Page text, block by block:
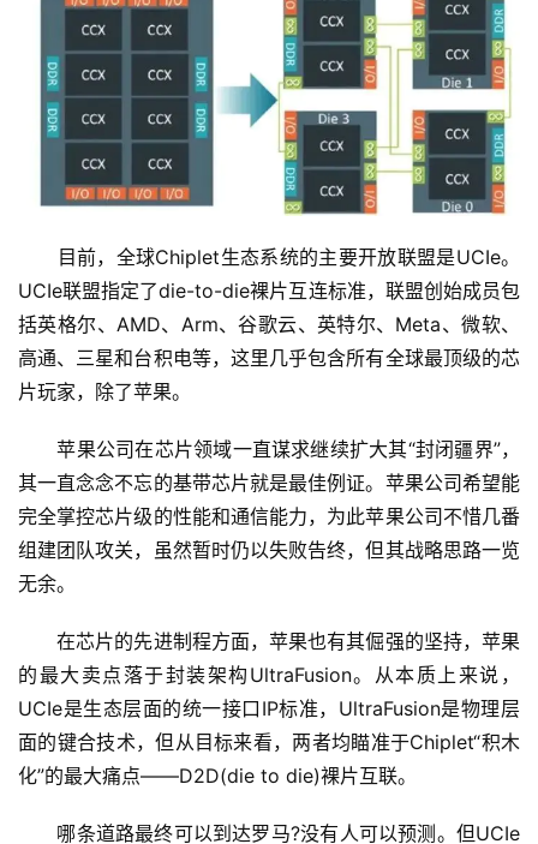
目前，全球Chiplet生态系统的主要开放联盟是UCIe。
UCIe联盟指定了die-to-die裸片互连标准，联盟创始成员包
括英格尔、AMD、Arm、谷歌云、英特尔、Meta、微软、
高通、三星和台积电等，这里几乎包含所有全球最顶级的芯
片玩家，除了苹果。
苹果公司在芯片领域一直谋求继续扩大其“封闭疆界”，
其一直念念不忘的基带芯片就是最佳例证。苹果公司希望能
完全掌控芯片级的性能和通信能力，为此苹果公司不惜几番
组建团队攻关，虽然暂时仍以失败告终，但其战略思路一览
无余。
在芯片的先进制程方面，苹果也有其倔强的坚持，苹果
的最大卖点落于封装架构UltraFusion。从本质上来说，
UCIe是生态层面的统一接口IP标准，UltraFusion是物理层
面的键合技术，但从目标来看，两者均瞄准于Chiplet“积木
化”的最大痛点——D2D(die to die)裸片互联。
哪条道路最终可以到达罗马?没有人可以预测。但UCIe